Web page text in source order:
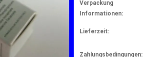
Verpackung
Informationen:
Lieferzeit:
Zahlungsbedingungen: